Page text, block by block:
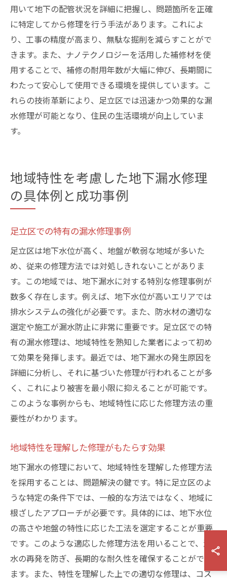
用いて地下の配管状況を詳細に把握し、問題箇所を正確
に特定してから修理を行う手法があります。これによ
り、工事の精度が高まり、無駄な掘削を減らすことがで
きます。また、ナノテクノロジーを活用した補修材を使
用することで、補修の耐用年数が大幅に伸び、長期間に
わたって安心して使用できる環境を提供しています。こ
れらの技術革新により、足立区では迅速かつ効果的な漏
水修理が可能となり、住民の生活環境が向上していま
す。
地域特性を考慮した地下漏水修理
の具体例と成功事例
足立区での特有の漏水修理事例
足立区は地下水位が高く、地盤が軟弱な地域が多いた
め、従来の修理方法では対処しきれないことがありま
す。この地域では、地下漏水に対する特別な修理事例が
数多く存在します。例えば、地下水位が高いエリアでは
排水システムの強化が必要です。また、防水材の適切な
選定や施工が漏水防止に非常に重要です。足立区での特
有の漏水修理は、地域特性を熟知した業者によって初め
て効果を発揮します。最近では、地下漏水の発生原因を
詳細に分析し、それに基づいた修理が行われることが多
く、これにより被害を最小限に抑えることが可能です。
このような事例からも、地域特性に応じた修理方法の重
要性がわかります。
地域特性を理解した修理がもたらす効果
地下漏水の修理において、地域特性を理解した修理方法
を採用することは、問題解決の鍵です。特に足立区のよ
うな特定の条件下では、一般的な方法ではなく、地域に
根ざしたアプローチが必要です。具体的には、地下水位
の高さや地盤の特性に応じた工法を選定することが重要
です。このような適応した修理方法を用いることで、漏
水の再発を防ぎ、長期的な耐久性を確保することができ
ます。また、特性を理解した上での適切な修理は、コス